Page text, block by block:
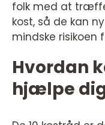
folk med at
kost, så de kan
mindske risikoen
Hvordan
hjælpe